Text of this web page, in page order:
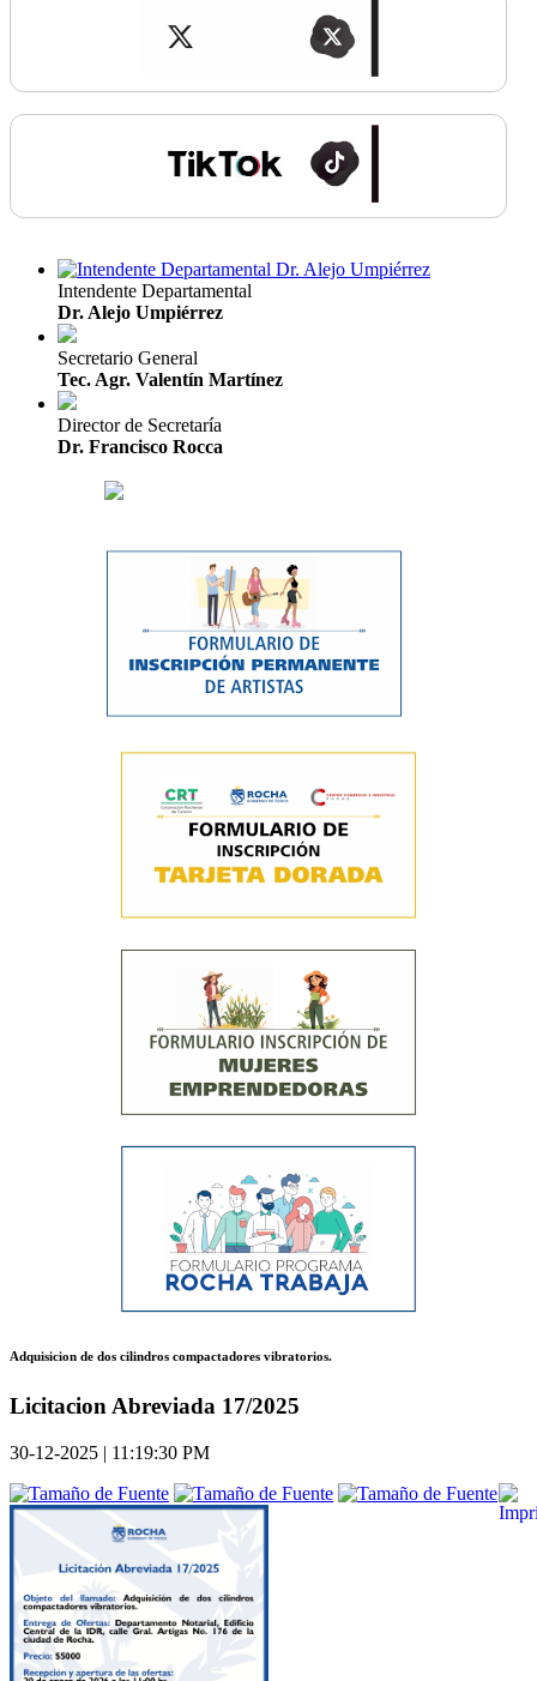
Intendente Departamental
Dr. Alejo Umpiérrez
Secretario General
Tec. Agr. Valentín Martínez
Director de Secretaría
Dr. Francisco Rocca
Adquisicion de dos cilindros compactadores vibratorios.
Licitacion Abreviada 17/2025
30-12-2025 | 11:19:30 PM